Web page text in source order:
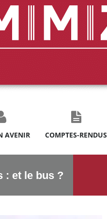
AVENIR COMPTES-RENDUS
: et le bus ?